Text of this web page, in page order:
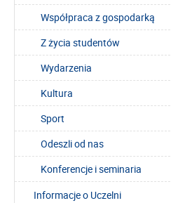
Współpraca z gospodarką
Z życia studentów
Wydarzenia
Kultura
Sport
Odeszli od nas
Konferencje i seminaria
Informacje o Uczelni